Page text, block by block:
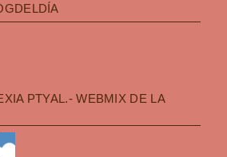
PTYAL.- WEBMIX DE LA